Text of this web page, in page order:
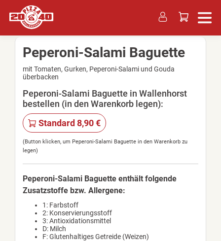
Peperoni-Salami Baguette
mit Tomaten, Gurken, Peperoni-Salami und Gouda
überbacken
Peperoni-Salami Baguette in Wallenhorst
bestellen (in den Warenkorb legen):
Standard 8,90 €
(Button klicken, um Peperoni-Salami Baguette in den Warenkorb zu
legen)
Peperoni-Salami Baguette enthält folgende
Zusatzstoffe bzw. Allergene:
1: Farbstoff
2: Konservierungsstoff
3: Antioxidationsmittel
D: Milch
F: Glutenhaltiges Getreide (Weizen)